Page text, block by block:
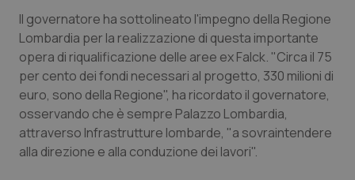
Liguria
Lombardia
Marche
Molise
Disturbi dell’umore
Dolore
Donna & Salute
Epatiti
Il governatore ha sottolineato l'impegno della Regione
Lombardia per la realizzazione di questa importante
opera di riqualificazione delle aree ex Falck. "Circa il 75
per cento dei fondi necessari al progetto, 330 milioni di
euro, sono della Regione", ha ricordato il governatore,
osservando che è sempre Palazzo Lombardia,
attraverso Infrastrutture lombarde, "a sovraintendere
alla direzione e alla conduzione dei lavori".